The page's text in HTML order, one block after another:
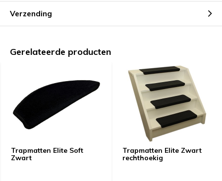
Verzending
Gerelateerde producten
Trapmatten Elite Soft
Zwart
Trapmatten Elite Zwart
rechthoekig